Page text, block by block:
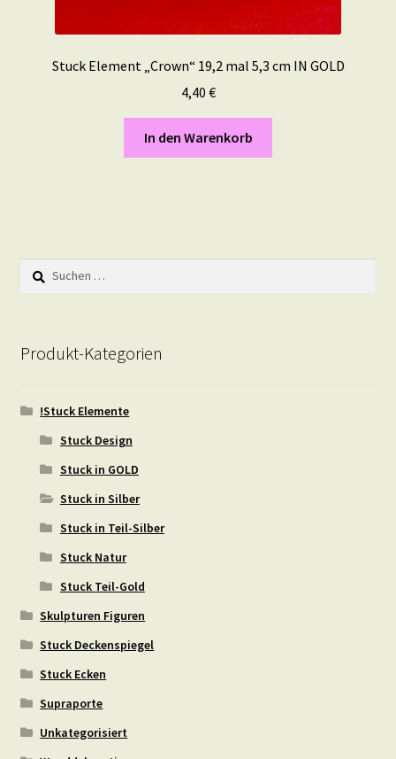
Stuck Element „Crown“ 19,2 mal 5,3 cm IN GOLD
4,40 €
In den Warenkorb
Suchen
nach:
Produkt-Kategorien
!Stuck Elemente
Stuck Design
Stuck in GOLD
Stuck in Silber
Stuck in Teil-Silber
Stuck Natur
Stuck Teil-Gold
Skulpturen Figuren
Stuck Deckenspiegel
Stuck Ecken
Supraporte
Unkategorisiert